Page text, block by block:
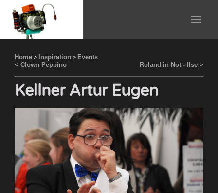
Home > Inspiration > Events
< Clown Peppino
Roland in Not - Ilse >
Kellner Artur Eugen